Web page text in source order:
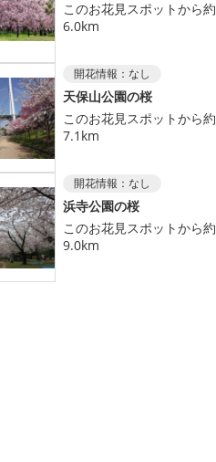
このお花見スポットから約
6.0km
開花情報： なし
天保山公園の桜
このお花見スポットから約
7.1km
開花情報： なし
浜寺公園の桜
このお花見スポットから約
9.0km